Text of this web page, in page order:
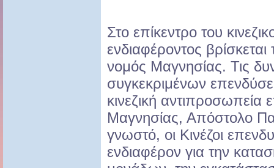
Στο επίκεντρο του
ενδιαφέροντος βρίσκεται
νομός Μαγνησίας. Τις
συγκεκριμένων
κινεζική
Μαγνησίας, Απόστολο
γνωστό, οι Κινέζοι
ενδιαφέρον για την